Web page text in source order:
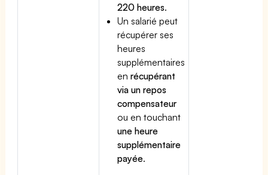
220 heures.
Un salarié peut
récupérer ses
heures
supplémentaires
enrécupérant
via un repos
compensateur
ou en touchant
une heure
supplémentaire
payée.